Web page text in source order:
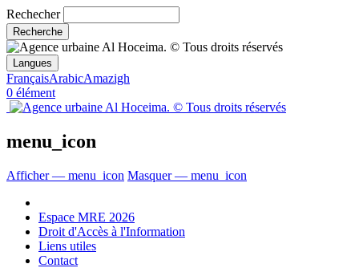
Rechecher
Langues
FrançaisArabicAmazigh
0 élément
menu_icon
Afficher — menu_icon Masquer — menu_icon
Espace MRE 2026
Droit d'Accès à l'Information
Liens utiles
Contact